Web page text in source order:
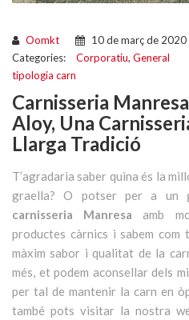
Oomkt
10 de març de 2020
Categories:
Corporatiu, General
tipologia carn
Carnisseria
Aloy, Una
Llarga Tradició
T’agradaria saber quina és la
graella? O potser per a un
carnisseria Manresaamb
productes càrnics i sabem
màxim sabor i qualitat de la
més, et podem aconsellar dels
per tal de mantenir la carn en
també pots visitar la nostra